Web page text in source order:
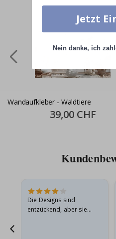
Wandaufkleber - Waldtiere
Special
Price
39,00 CHF
Die Designs sind
entzückend, aber sie
Jetzt
Nein danke, ich